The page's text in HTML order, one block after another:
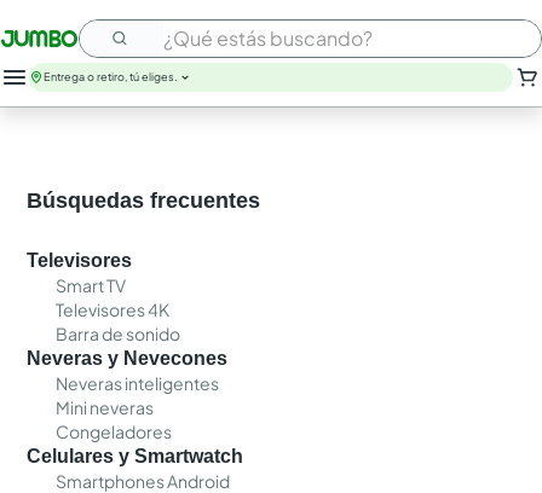
¿Qué estás buscando?
papel higienico
galletas
aceite
queso
pollo
Entrega o retiro, tú eliges.
Búsquedas frecuentes
Televisores
Smart TV
Televisores 4K
Barra de sonido
Neveras y Nevecones
Neveras inteligentes
Mini neveras
Congeladores
Celulares y Smartwatch
Smartphones Android